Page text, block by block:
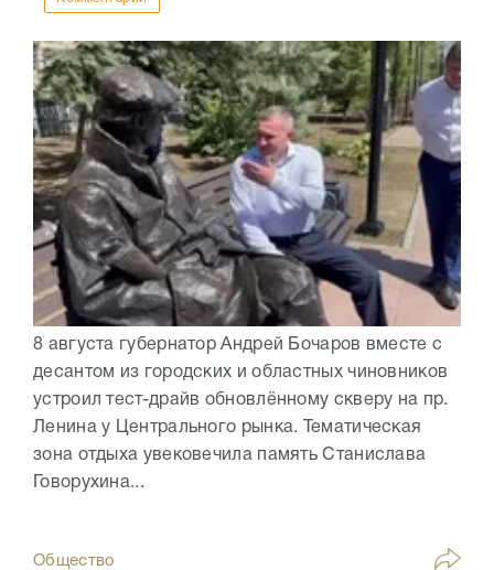
8 августа губернатор Андрей Бочаров вместе с
десантом из городских и областных чиновников
устроил тест-драйв обновлённому скверу на пр.
Ленина у Центрального рынка. Тематическая
зона отдыха увековечила память Станислава
Говорухина...
Общество